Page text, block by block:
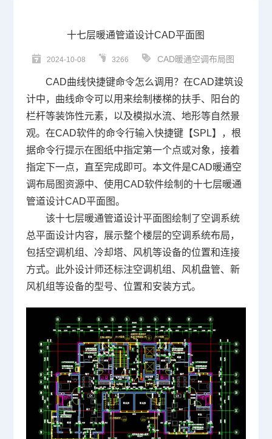
十七层暖通管道设计CAD平面图
2024-10-08 3266 CAD暖通空调布局图
CAD曲线快捷键命令怎么调用？在CAD建筑设
计中，曲线命令可以用来绘制楼梯的扶手、阳台的
栏杆等装饰性元素，以及模拟水流、地形等自然景
观。在CAD软件的命令行输入快捷键【SPL】，根
据命令行提示在图纸中指定第一个点或对象，接着
指定下一点，直至完成即可。本文件是CAD暖通空
调布局图资源中、使用CAD软件绘制的十七层暖通
管道设计CAD平面图。
该十七层暖通管道设计平面图绘制了空调系统
总平面设计内容，展示整个楼层的空调系统布局，
包括空调机组、冷却塔、风机等设备的位置和连接
方式。此外设计师还标注空调机组、风机盘管、新
风机组等设备的型号、位置和安装方式。